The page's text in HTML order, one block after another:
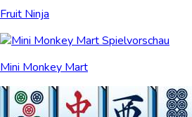
Fruit Ninja
Mini Monkey Mart